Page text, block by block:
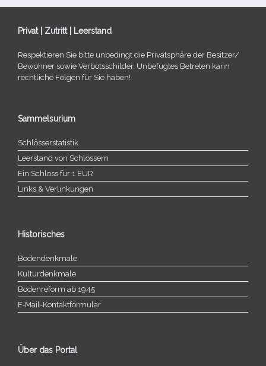
Privat | Zutritt | Leerstand
Respektieren Sie bitte unbe­dingt die Privatsphäre der Besitzer/​
Bewohner sowie Verbotsschilder. Unbefugtes Betreten kann
recht­li­che Folgen für Sie haben!
Sammelsurium
Schlösserstatistik
Leerstand von Schlössern
Ein Schloss für 1 EUR
Links & Verlinkungen
Historisches
Bodendenkmale
Kulturdenkmale
Bodenreform ab 1945
E‑Mail-​​Kontaktformular
Über das Portal